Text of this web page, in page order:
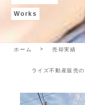
Works
ホーム 売却実績
ライズ不動産販売